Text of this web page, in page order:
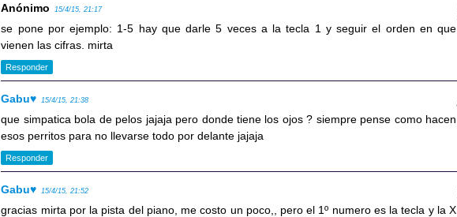
Anónimo 15/4/15, 21:17
se pone por ejemplo: 1-5 hay que darle 5 veces a la tecla 1 y seguir el orden en que
vienen las cifras. mirta
Responder
Gabu♥ 15/4/15, 21:38
que simpatica bola de pelos jajaja pero donde tiene los ojos ? siempre pense como hacen
esos perritos para no llevarse todo por delante jajaja
Responder
Gabu♥ 15/4/15, 21:52
gracias mirta por la pista del piano, me costo un poco,, pero el 1º numero es la tecla y la X